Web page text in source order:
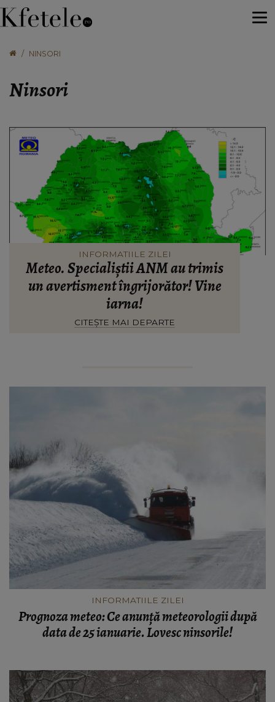
NINSORI
Ninsori
INFORMATIILE ZILEI
Meteo. Specialiștii ANM au trimis
un avertisment îngrijorător! Vine
iarna!
CITEȘTE MAI DEPARTE
INFORMATIILE ZILEI
Prognoza meteo: Ce anunţă meteorologii după
data de 25 ianuarie. Lovesc ninsorile!